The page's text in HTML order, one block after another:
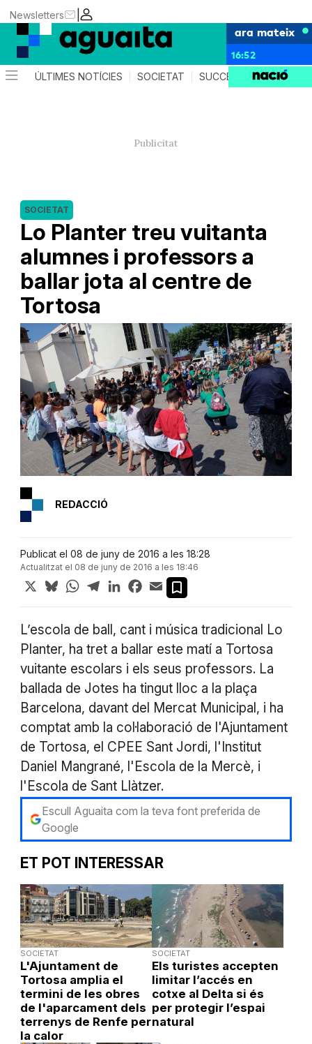
|
Newsletters
ara mateix
16:52
ÚLTIMES NOTÍCIES SOCIETAT SUCCESSOS AGENDA
Lo Planter treu vuitanta
alumnes i professors a
ballar jota al centre de
Tortosa
SOCIETAT
REDACCIÓ
Publicat el 08 de juny de 2016 a les 18:28
Actualitzat el 08 de juny de 2016 a les 18:46
X BlueskyWhatsApp
TelegramLinkedInFacebook
Email
L’escola de ball, cant i música tradicional Lo
Planter, ha tret a ballar este matí a Tortosa
vuitante escolars i els seus professors. La
ballada de Jotes ha tingut lloc a la plaça
Barcelona, davant del Mercat Municipal, i ha
comptat amb la col·laboració de l'Ajuntament
de Tortosa, el CPEE Sant Jordi, l'Institut
Daniel Mangrané, l'Escola de la Mercè, i
l'Escola de Sant Llàtzer.
Escull Aguaita com la teva font preferida de
Google
ET POT INTERESSAR
SOCIETAT
L'Ajuntament de
Tortosa amplia el
termini de les obres
de l'aparcament dels
terrenys de Renfe per
la calor
SOCIETAT
Els turistes accepten
limitar l’accés en
cotxe al Delta si és
per protegir l’espai
natural